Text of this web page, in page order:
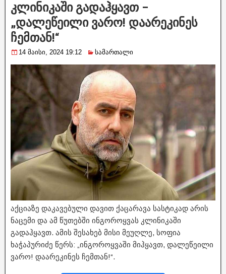
კლინიკაში გადაჰყავთ –
„დალეწეილი ვარო! დაარეკინეს
ჩემთან!“
14 მაისი, 2024 19:12 სამართალი
აქციაზე დაკავებული დავით ქაცარავა სასტიკად არის
ნაცემი და ამ წუთებში ინგოროყვას კლინიკაში
გადაჰყავთ. ამის შესახებ მისი მეუღლე, სოფია
ხაჭაპურიძე წერს: „ინგოროყვაში მიჰყავთ, დალეწეილი
ვარო! დაარეკინეს ჩემთან!“.